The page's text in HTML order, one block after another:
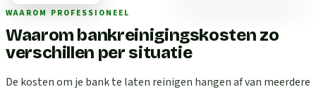
WAAROM PROFESSIONEEL
Waarom bankreinigingskosten zo
verschillen per situatie
De kosten om je bank te laten reinigen hangen af van meerdere